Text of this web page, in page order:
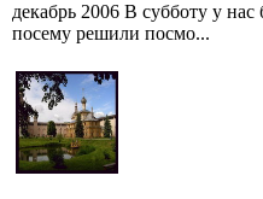
декабрь 2006 В субботу у
посему решили посмо...